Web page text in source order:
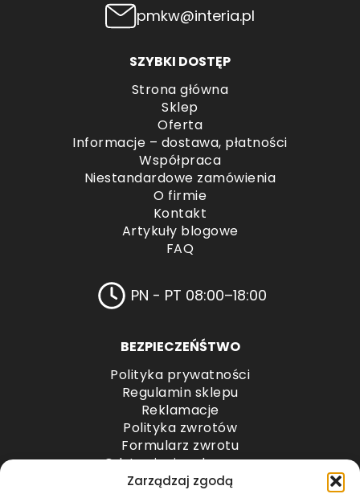
Zarządzaj zgodą
pmkw@interia.pl
SZYBKI DOSTĘP
Strona główna
Sklep
Oferta
Informacje – dostawa, płatności
Współpraca
Niestandardowe zamówienia
O firmie
Kontakt
Artykuły blogowe
FAQ
PN - PT 08:00–18:00
BEZPIECZEŃŚTWO
Polityka prywatności
Regulamin sklepu
Reklamacje
Polityka zwrotów
Formularz zwrotu
Odstąpienie od umowy
Odstąpienie od umowy – przesyłki paletowe